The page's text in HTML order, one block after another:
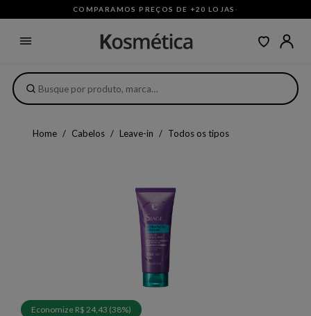
COMPARAMOS PREÇOS DE +20 LOJAS ·
Home Cabelos Leave-in Todos os tipos
Economize R$ 24,43 (38%)